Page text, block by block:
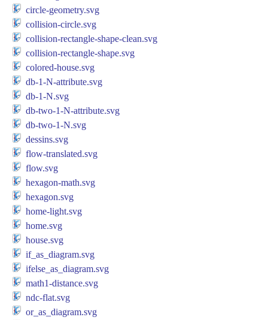
circle-geometry.svg
collision-circle.svg
collision-rectangle-shape-clean.svg
collision-rectangle-shape.svg
colored-house.svg
db-1-N-attribute.svg
db-1-N.svg
db-two-1-N-attribute.svg
db-two-1-N.svg
dessins.svg
flow-translated.svg
flow.svg
hexagon-math.svg
hexagon.svg
home-light.svg
home.svg
house.svg
if_as_diagram.svg
ifelse_as_diagram.svg
math1-distance.svg
ndc-flat.svg
or_as_diagram.svg